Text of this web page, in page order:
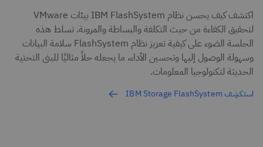
اكتشف كيف يحسن نظام IBM FlashSystem بيئات VMware
لتحقيق الكفاءة من حيث التكلفة والبساطة والمرونة. تسلط هذه
الجلسة الضوء على كيفية تعزيز نظام FlashSystem سلامة البيانات
وسهولة الوصول إليها وتحسين الأداء، ما يجعله حلاً مثاليًا للبنى التحتية
الحديثة لتكنولوجيا المعلومات.
استكشِف IBM Storage FlashSystem